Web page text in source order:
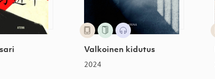
Valkoinen kidutus
2024